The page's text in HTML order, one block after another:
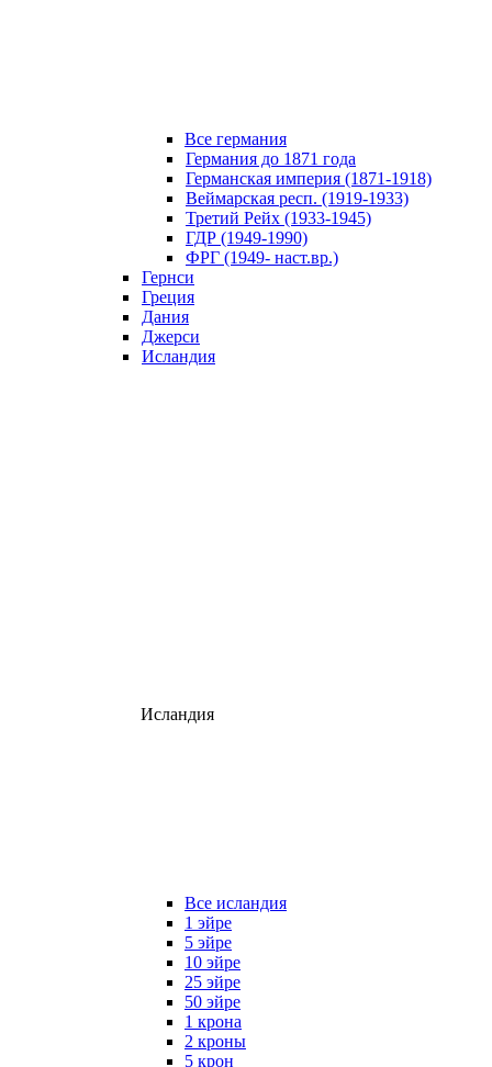
Все германия
Германия до 1871 года
Германская империя (1871-1918)
Веймарская респ. (1919-1933)
Третий Рейх (1933-1945)
ГДР (1949-1990)
ФРГ (1949- наст.вр.)
Гернси
Греция
Дания
Джерси
Исландия
Исландия
Все исландия
1 эйре
5 эйре
10 эйре
25 эйре
50 эйре
1 крона
2 кроны
5 крон